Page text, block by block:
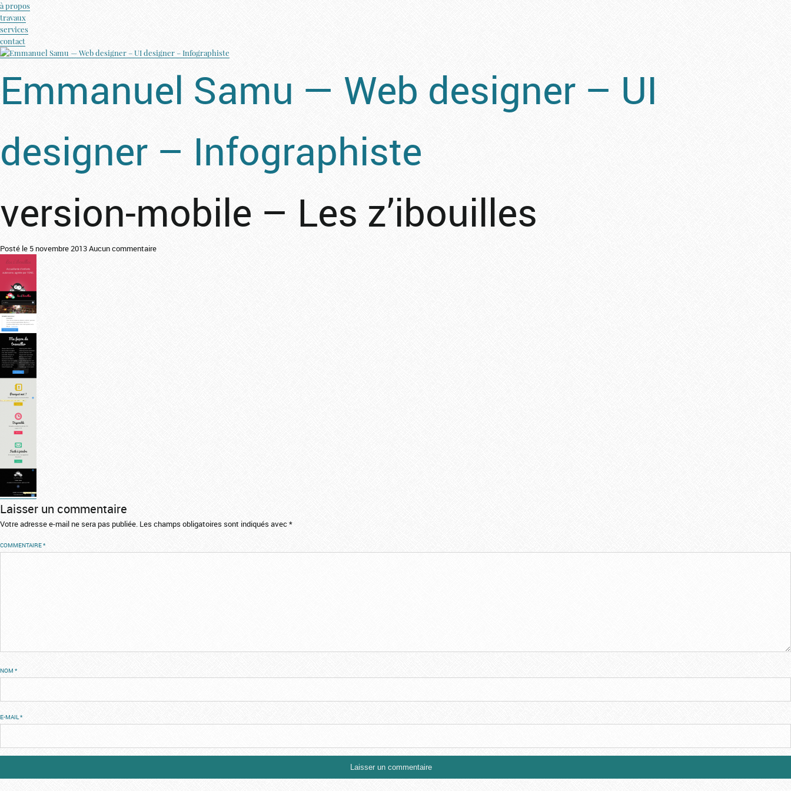
à propos
travaux
services
contact
Emmanuel Samu — Web designer – UI
designer – Infographiste
version-mobile – Les z’ibouilles
Posté le 5 novembre 2013Aucun commentaire
Laisser un commentaire
Votre adresse e-mail ne sera pas publiée. Les champs obligatoires sont indiqués avec*
COMMENTAIRE*
NOM *
E-MAIL*